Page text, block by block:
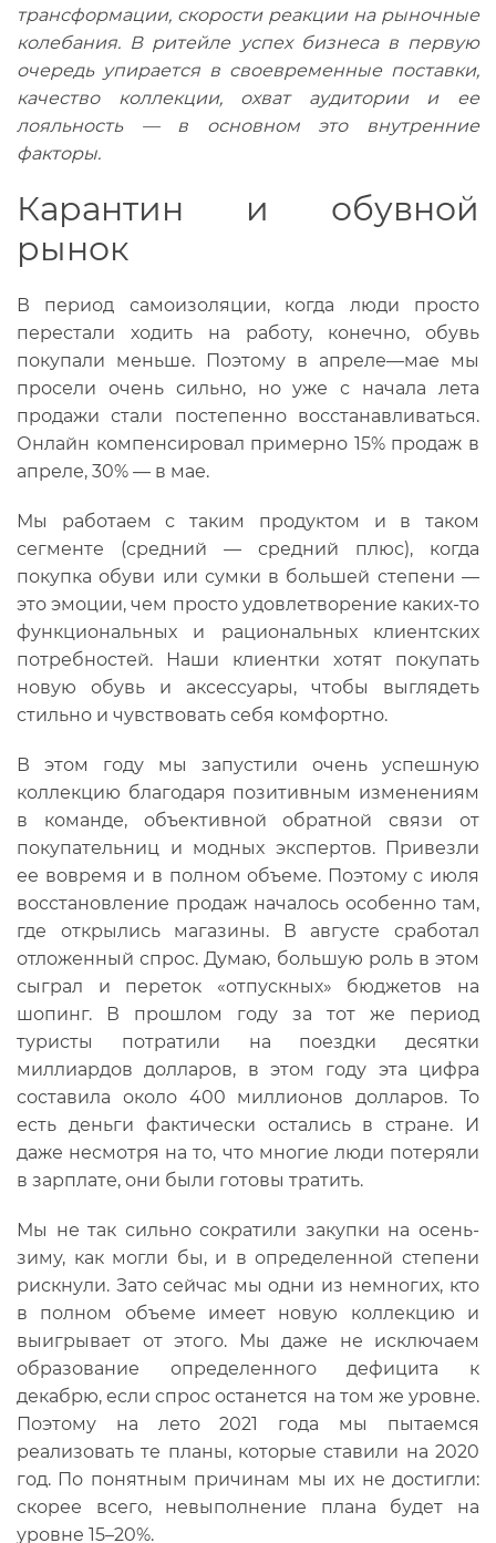
трансформации, скорости реакции на рыночные
колебания. В ритейле успех бизнеса в первую
очередь упирается в своевременные поставки,
качество коллекции, охват аудитории и ее
лояльность — в основном это внутренние
факторы.
Карантин и обувной
рынок
В период самоизоляции, когда люди просто
перестали ходить на работу, конечно, обувь
покупали меньше. Поэтому в апреле—мае мы
просели очень сильно, но уже с начала лета
продажи стали постепенно восстанавливаться.
Онлайн компенсировал примерно 15% продаж в
апреле, 30% — в мае.
Мы работаем с таким продуктом и в таком
сегменте (средний — средний плюс), когда
покупка обуви или сумки в большей степени —
это эмоции, чем просто удовлетворение каких-то
функциональных и рациональных клиентских
потребностей. Наши клиентки хотят покупать
новую обувь и аксессуары, чтобы выглядеть
стильно и чувствовать себя комфортно.
В этом году мы запустили очень успешную
коллекцию благодаря позитивным изменениям
в команде, объективной обратной связи от
покупательниц и модных экспертов. Привезли
ее вовремя и в полном объеме. Поэтому с июля
восстановление продаж началось особенно там,
где открылись магазины. В августе сработал
отложенный спрос. Думаю, большую роль в этом
сыграл и переток «отпускных» бюджетов на
шопинг. В прошлом году за тот же период
туристы потратили на поездки десятки
миллиардов долларов, в этом году эта цифра
составила около 400 миллионов долларов. То
есть деньги фактически остались в стране. И
даже несмотря на то, что многие люди потеряли
в зарплате, они были готовы тратить.
Мы не так сильно сократили закупки на осень-
зиму, как могли бы, и в определенной степени
рискнули. Зато сейчас мы одни из немногих, кто
в полном объеме имеет новую коллекцию и
выигрывает от этого. Мы даже не исключаем
образование определенного дефицита к
декабрю, если спрос останется на том же уровне.
Поэтому на лето 2021 года мы пытаемся
реализовать те планы, которые ставили на 2020
год. По понятным причинам мы их не достигли:
скорее всего, невыполнение плана будет на
уровне 15–20%.